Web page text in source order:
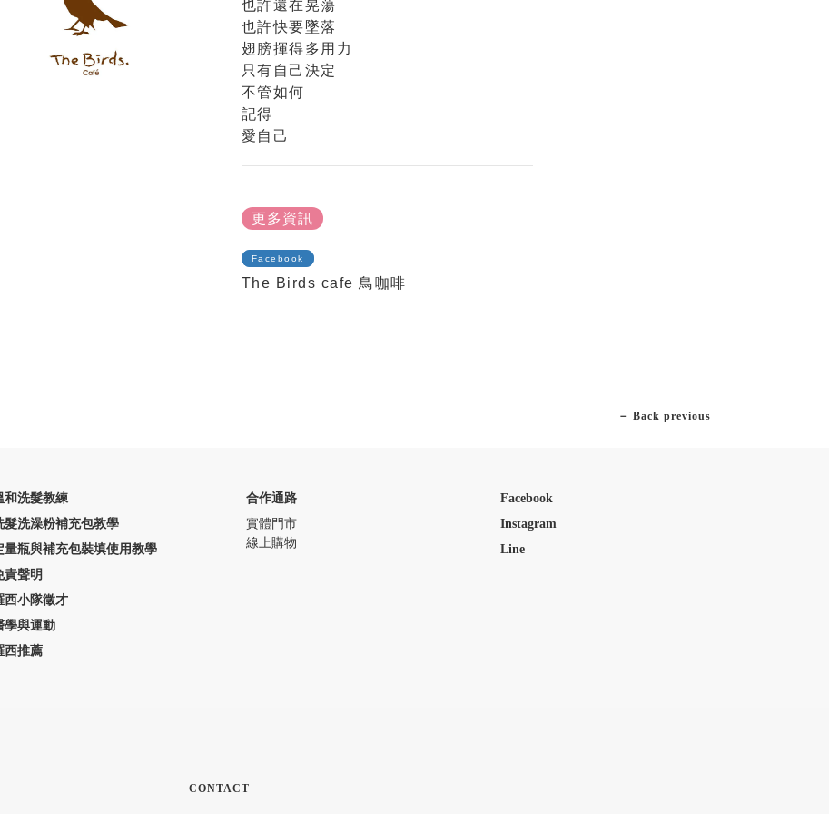
也許還在晃蕩
也許快要墜落
翅膀揮得多用力
只有自己決定
不管如何
記得
愛自己
更多資訊
Facebook
The Birds cafe 鳥咖啡
－ Back previous
和洗髮教練
髮洗澡粉補充包教學
量瓶與補充包裝填使用教學
責聲明
西小隊徵才
學與運動
西推薦
合作通路
實體門市
線上購物
Facebook
Instagram
Line
CONTACT